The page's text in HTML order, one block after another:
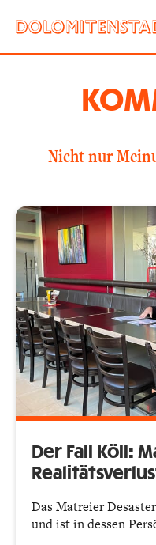
Nicht nur
Der Fall Köll:
Das Matreier
und ist in dessen